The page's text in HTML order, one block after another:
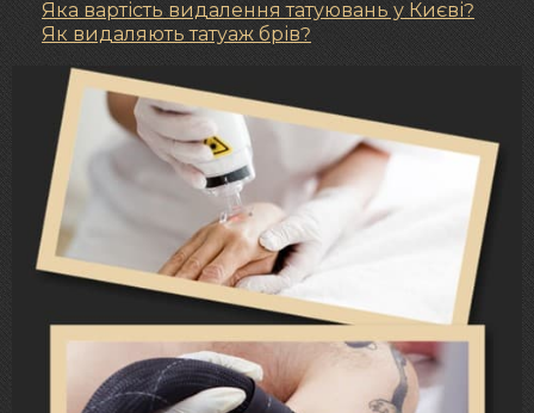
Яка вартість видалення татуювань у Києві?
Як видаляють татуаж брів?